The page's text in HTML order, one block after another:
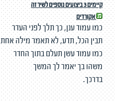
קיימים 3 ביצועים נוספים לשיר זה
אקורדים
כמו עמוד ענן, כך תלך לפני העדר
תבין הכל, תדע, לא תאמר מילה אחת
כמו עמוד עשן תעלם בתוך החדר
משהו בך יאמר לך המשך
בדרכך.